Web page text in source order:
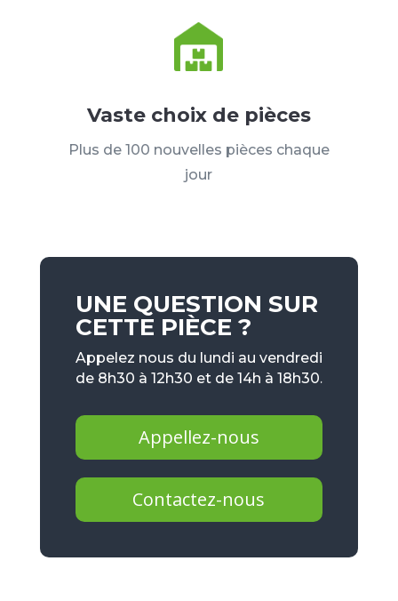
Vaste choix de pièces
Plus de 100 nouvelles pièces chaque
jour
UNE QUESTION SUR
CETTE PIÈCE ?
Appelez nous du lundi au vendredi
de 8h30 à 12h30 et de 14h à 18h30.
Appellez-nous
Contactez-nous